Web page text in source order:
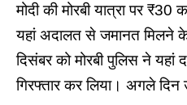
मोदी की मोरबी यात्रा पर ₹30
यहां अदालत से जमानत मिलने
दिसंबर को मोरबी पुलिस ने
गिरफ्तार कर लिया। अगले दिन